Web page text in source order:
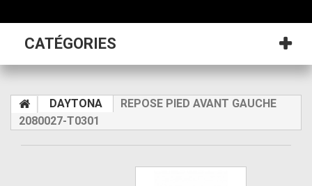
CATÉGORIES
DAYTONA
REPOSE PIED AVANT GAUCHE
2080027-T0301